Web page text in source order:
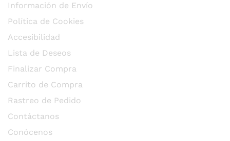
Información de Envío
Política de Cookies
Accesibilidad
Lista de Deseos
Finalizar Compra
Carrito de Compra
Rastreo de Pedido
Contáctanos
Conócenos